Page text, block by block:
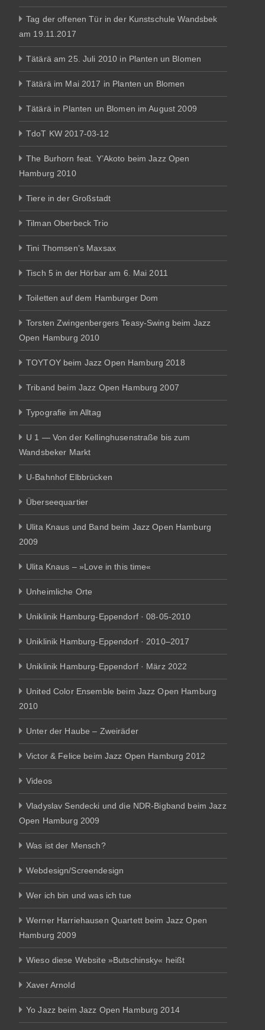
Tag der offenen Tür in der Kunstschule Wandsbek
am 19.11.2017
Tätärä am 25. Juli 2010 in Planten un Blomen
Tätärä im Mai 2017 in Planten un Blomen
Tätärä in Planten un Blomen im August 2009
TdoT KW 2017-03-12
The Burhorn feat. Y’Akoto beim Jazz Open
Hamburg 2010
Tiere in der Großstadt
Tilman Oberbeck Trio
Tini Thomsen’s Maxsax
Tisch 5 in der Hörbar am 6. Mai 2011
Toiletten auf dem Hamburger Dom
Torsten Zwingenbergers Teasy-Swing beim Jazz
Open Hamburg 2010
TOYTOY beim Jazz Open Hamburg 2018
Triband beim Jazz Open Hamburg 2007
Typografie im Alltag
U 1 — Von der Kellinghusenstraße bis zum
Wandsbeker Markt
U-Bahnhof Elbbrücken
Überseequartier
Ulita Knaus und Band beim Jazz Open Hamburg
2009
Ulita Knaus – »Love in this time«
Unheimliche Orte
Uniklinik Hamburg-Eppendorf · 08-05-2010
Uniklinik Hamburg-Eppendorf · 2010–2017
Uniklinik Hamburg-Eppendorf · März 2022
United Color Ensemble beim Jazz Open Hamburg
2010
Unter der Haube – Zweiräder
Victor & Felice beim Jazz Open Hamburg 2012
Videos
Vladyslav Sendecki und die NDR-Bigband beim Jazz
Open Hamburg 2009
Was ist der Mensch?
Webdesign/Screendesign
Wer ich bin und was ich tue
Werner Harriehausen Quartett beim Jazz Open
Hamburg 2009
Wieso diese Website »Butschinsky« heißt
Xaver Arnold
Yo Jazz beim Jazz Open Hamburg 2014